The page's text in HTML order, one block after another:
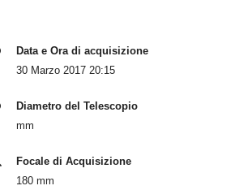
Data e Ora di acquisizione
30 Marzo 2017 20:15
Diametro del Telescopio
mm
Focale di Acquisizione
180 mm